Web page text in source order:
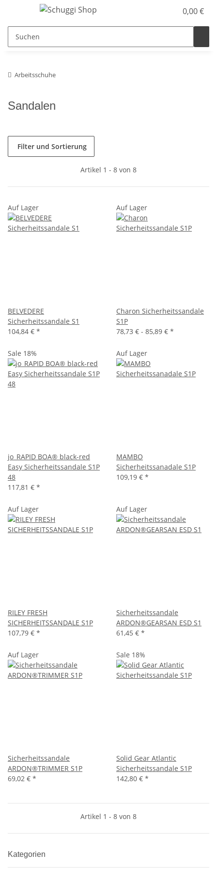
0,00 €
Arbeitsschuhe
Sandalen
Filter und Sortierung
Artikel 1 - 8 von 8
Auf Lager
BELVEDERE
Sicherheitssandale S1
104,84 € *
Auf Lager
Charon Sicherheitssandale
S1P
78,73 € - 85,89 € *
Sale 18%
jo_RAPID BOA® black-red
Easy Sicherheitssandale S1P
48
117,81 € *
Auf Lager
MAMBO
Sicherheitssanadale S1P
109,19 € *
Auf Lager
RILEY FRESH
SICHERHEITSSANDALE S1P
107,79 € *
Auf Lager
Sicherheitssandale
ARDON®GEARSAN ESD S1
61,45 € *
Auf Lager
Sicherheitssandale
ARDON®TRIMMER S1P
69,02 € *
Sale 18%
Solid Gear Atlantic
Sicherheitssandale S1P
142,80 € *
Artikel 1 - 8 von 8
Kategorien